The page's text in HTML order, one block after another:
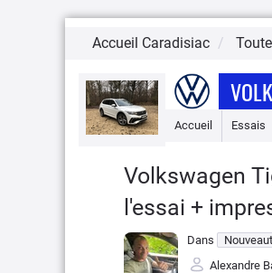
Accueil Caradisiac
Accueil Essais
Volkswagen
l'essai +
Dans
Alexandre